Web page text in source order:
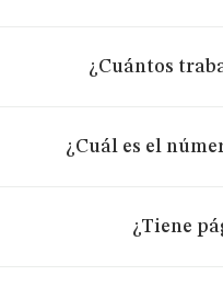
¿Cuántos
¿Cuál es el
¿Tiene